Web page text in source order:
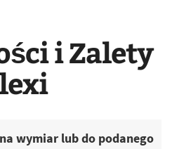
i Zalety
wymiar lub do podanego